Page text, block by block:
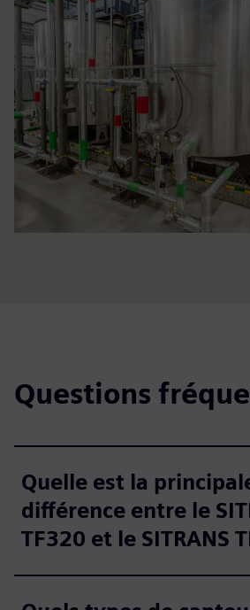
Questions
Quelle est la
différence entre le
TF320 et le SITRANS